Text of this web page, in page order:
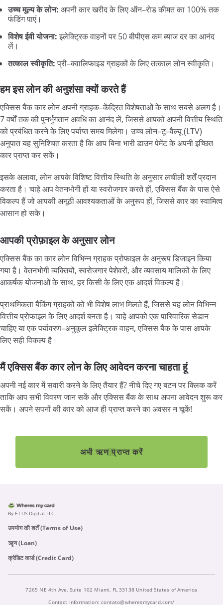
उच्चमूल्यकेलोन: अपनीकारखरीदकेलिएऑन–रोडकीमतका 100%तक
फंडिंगपाएं।
विशेषईवीयोजना: इलेक्ट्रिकवाहनोंपर 50बीपीएसकमब्याजदरकाआनंद
लें।
तत्कालस्वीकृति: प्री–क्वालिफाइडग्राहकोंकेलिएतत्काललोनस्वीकृति।
हमइसलोनकीअनुशंसाक्योंकरतेहैं
एक्सिसबैंककारलोनअपनीग्राहक–केंद्रितविशेषताओंकेसाथसबसेअलगहै।
7वर्षोंतककीपुनर्भुगतानअवधिकाआनंदलें, जिससेआपकोअपनीवित्तीयस्थिति
कोप्रबंधितकरनेकेलिएपर्याप्तसमयमिलेगा। उच्चलोन–टू–वैल्यू(LTV)
अनुपातयहसुनिश्चितकरताहैकिआपबिनाभारीडाउनपेमेंटकेअपनीइच्छित
कारप्राप्तकरसकें।
इसकेअलावा, लोनआपकेविशिष्टवित्तीयस्थितिकेअनुसारलचीलीशर्तेंप्रदान
करताहै। चाहेआपवेतनभोगीहोंयास्वरोजगारकरतेहों, एक्सिसबैंककेपासऐसे
विकल्पहैंजोआपकीअनूठीआवश्यकताओंकेअनुरूपहों, जिससेकारकास्वामित्व
आसानहोसके।
आपकीप्रोफ़ाइलकेअनुसारलोन
एक्सिसबैंककाकारलोनविभिन्नग्राहकप्रोफाइलकेअनुरूपडिजाइनकिया
गयाहै। वेतनभोगीव्यक्तियों, स्वरोजगारपेशेवरों, औरव्यवसायमालिकोंकेलिए
आकर्षकयोजनाओंकेसाथ, हरकिसीकेलिएएकआदर्शविकल्पहै।
प्राथमिकताबैंकिंगग्राहकोंकोभीविशेषलाभमिलतेहैं, जिससेयहलोनविभिन्न
वित्तीयप्रोफाइलकेलिएआदर्शबनताहै। चाहेआपकोएकपारिवारिकसेडान
चाहिएयाएकपर्यावरण–अनुकूलइलेक्ट्रिकवाहन, एक्सिसबैंककेपासआपके
लिएसहीविकल्पहै।
मैंएक्सिसबैंककारलोनकेलिएआवेदनकरनाचाहताहूं
अपनीनईकारमेंसवारीकरनेकेलिएतैयारहैं?नीचेदिएगएबटनपरक्लिककरें
ताकिआपसभीविवरणजानसकेंऔरएक्सिसबैंककेसाथअपनाआवेदनशुरूकर
सकें। अपनेसपनोंकीकारकोआजहीप्राप्तकरनेकाअवसरनचूकें!
अभी ऋण प्राप्त करें
By ETUS Digital LLC
उपयोग की शर्तें (Terms of Use)
ऋृण (Loan)
क्रेडिट कार्ड (Credit Card)
7265 NE 4th Ave, Suite 102 Miami, FL 33138 United States of America
Contact Information:contato@wheresmycard.com/